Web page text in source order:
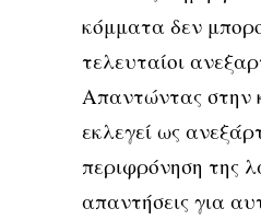
κόμματα δεν
τελευταίοι
Απαντώντας στην
εκλεγεί ως
περιφρόνηση της
απαντήσεις για